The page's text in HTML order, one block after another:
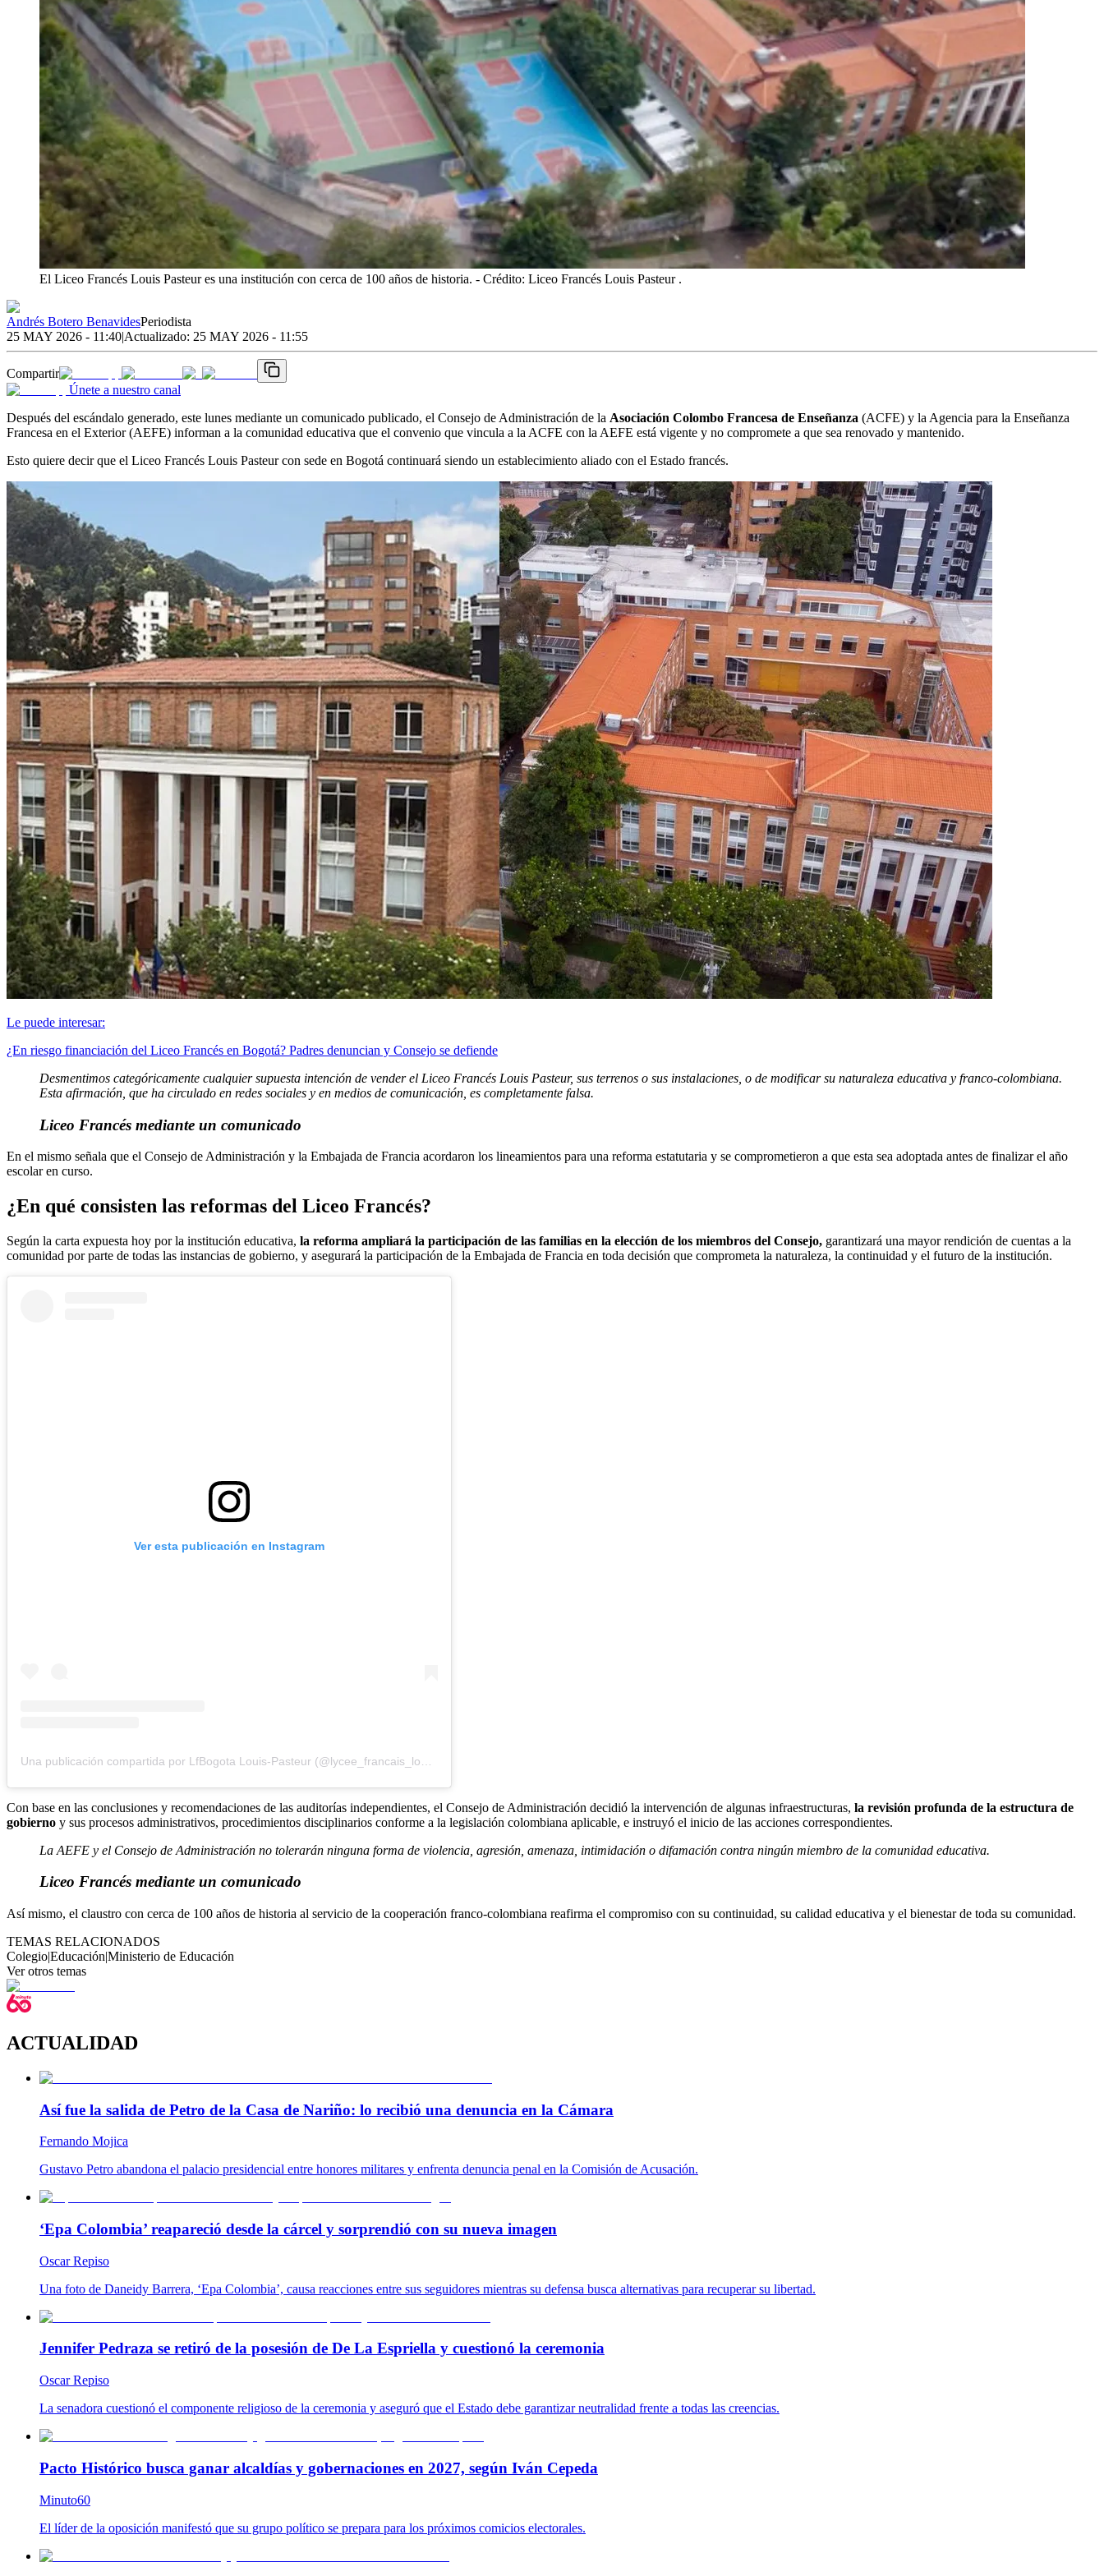
El Liceo Francés Louis Pasteur es una institución con cerca de 100 años de historia. - Crédito: Liceo Francés Louis Pasteur .
Andrés Botero BenavidesPeriodista
25 MAY 2026 - 11:40|Actualizado: 25 MAY 2026 - 11:55
Compartir
Únete a nuestro canal
Después del escándalo generado, este lunes mediante un comunicado publicado, el Consejo de Administración de la Asociación Colombo Francesa de Enseñanza (ACFE) y la Agencia para la Enseñanza
Francesa en el Exterior (AEFE) informan a la comunidad educativa que el convenio que vincula a la ACFE con la AEFE está vigente y no compromete a que sea renovado y mantenido.
Esto quiere decir que el Liceo Francés Louis Pasteur con sede en Bogotá continuará siendo un establecimiento aliado con el Estado francés.
Le puede interesar:
¿En riesgo financiación del Liceo Francés en Bogotá? Padres denuncian y Consejo se defiende
Desmentimos categóricamente cualquier supuesta intención de vender el Liceo Francés Louis Pasteur, sus terrenos o sus instalaciones, o de modificar su naturaleza educativa y franco-colombiana.
Esta afirmación, que ha circulado en redes sociales y en medios de comunicación, es completamente falsa.
Liceo Francés mediante un comunicado
En el mismo señala que el Consejo de Administración y la Embajada de Francia acordaron los lineamientos para una reforma estatutaria y se comprometieron a que esta sea adoptada antes de finalizar el año
escolar en curso.
¿En qué consisten las reformas del Liceo Francés?
Según la carta expuesta hoy por la institución educativa, la reforma ampliará la participación de las familias en la elección de los miembros del Consejo, garantizará una mayor rendición de cuentas a la
comunidad por parte de todas las instancias de gobierno, y asegurará la participación de la Embajada de Francia en toda decisión que comprometa la naturaleza, la continuidad y el futuro de la institución.
Ver esta publicación en Instagram
Con base en las conclusiones y recomendaciones de las auditorías independientes, el Consejo de Administración decidió la intervención de algunas infraestructuras, la revisión profunda de la estructura de
gobierno y sus procesos administrativos, procedimientos disciplinarios conforme a la legislación colombiana aplicable, e instruyó el inicio de las acciones correspondientes.
La AEFE y el Consejo de Administración no tolerarán ninguna forma de violencia, agresión, amenaza, intimidación o difamación contra ningún miembro de la comunidad educativa.
Liceo Francés mediante un comunicado
Así mismo, el claustro con cerca de 100 años de historia al servicio de la cooperación franco-colombiana reafirma el compromiso con su continuidad, su calidad educativa y el bienestar de toda su comunidad.
TEMAS RELACIONADOS
Colegio|Educación|Ministerio de Educación
Ver otros temas
ACTUALIDAD
Así fue la salida de Petro de la Casa de Nariño: lo recibió una denuncia en la Cámara
Fernando Mojica
Gustavo Petro abandona el palacio presidencial entre honores militares y enfrenta denuncia penal en la Comisión de Acusación.
‘Epa Colombia’ reapareció desde la cárcel y sorprendió con su nueva imagen
Oscar Repiso
Una foto de Daneidy Barrera, ‘Epa Colombia’, causa reacciones entre sus seguidores mientras su defensa busca alternativas para recuperar su libertad.
Jennifer Pedraza se retiró de la posesión de De La Espriella y cuestionó la ceremonia
Oscar Repiso
La senadora cuestionó el componente religioso de la ceremonia y aseguró que el Estado debe garantizar neutralidad frente a todas las creencias.
Pacto Histórico busca ganar alcaldías y gobernaciones en 2027, según Iván Cepeda
Minuto60
El líder de la oposición manifestó que su grupo político se prepara para los próximos comicios electorales.